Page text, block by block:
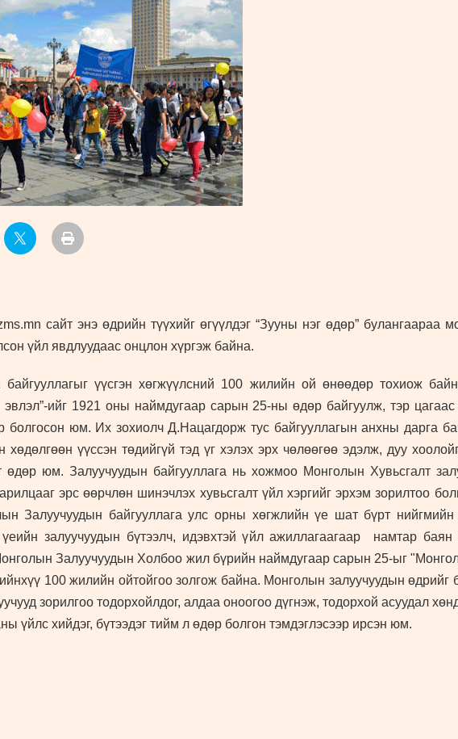
УРЛАГ
сайт энэ өдрийн түүхийг өгүүлдэг “Зууны нэг өдөр” булангаараа
үйл явдлуудаас онцлон хүргэж байна.
байгууллагыг үүсгэн хөгжүүлсний 100 жилийн ой өнөөдөр тохиож
эвлэл”-ийг 1921 оны наймдугаар сарын 25-ны өдөр байгуулж, тэр
болгосон юм. Их зохиолч Д.Нацагдорж тус байгууллагын анхны дарга
үүссэн төдийгүй тэд үг хэлэх эрх чөлөөгөө эдэлж, дуу
өдөр юм. Залуучуудын байгууллага нь хожмоо Монголын Хувьсгалт
эрс өөрчлөн шинэчлэх хувьсгалт үйл хэргийг эрхэм зорилтоо
Залуучуудын байгууллага улс орны хөгжлийн үе шат бүрт нийгмийн
залуучуудын бүтээлч, идэвхтэй үйл ажиллагаагаар намтар баян
Залуучуудын Холбоо жил бүрийн наймдугаар сарын 25-ыг
100 жилийн ойтойгоо золгож байна. Монголын залуучуудын өдрийг
зорилгоо тодорхойлдог, алдаа оноогоо дүгнэж, тодорхой асуудал
үйлс хийдэг, бүтээдэг тийм л өдөр болгон тэмдэглэсээр ирсэн юм.